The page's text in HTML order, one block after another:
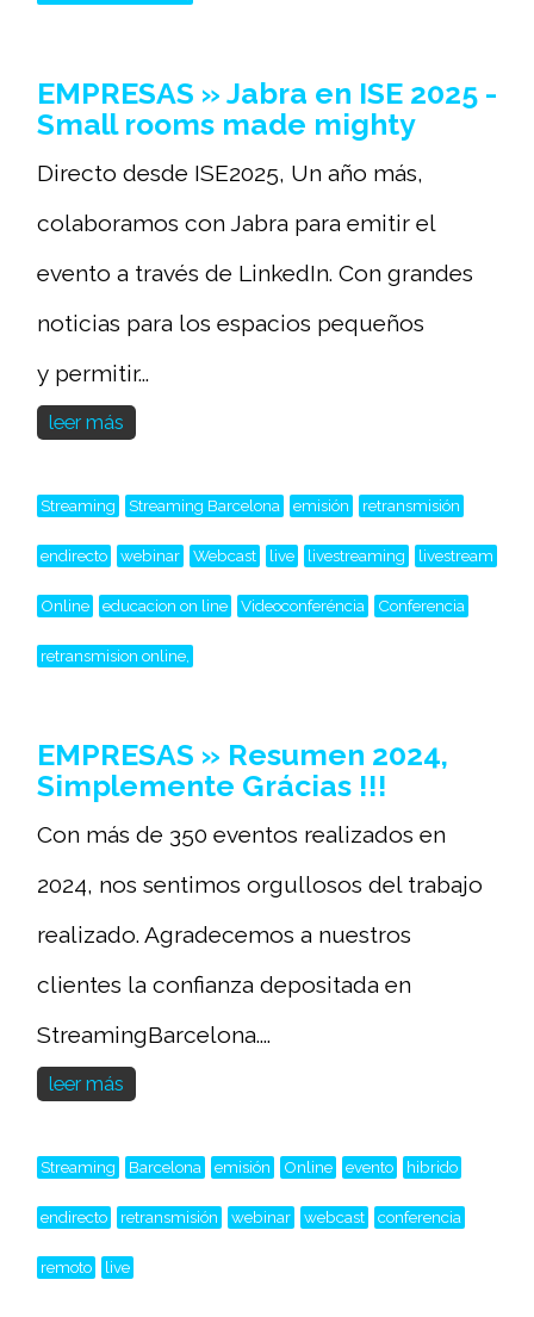
EMPRESAS » Jabra en ISE 2025 -
Small rooms made mighty
Directo desde ISE2025, Un año más,
colaboramos con Jabra para emitir el
evento a través de LinkedIn. Con grandes
noticias para los espacios pequeños
y permitir...
leer más
Streaming Streaming Barcelona emisión retransmisión
endirecto webinar Webcast live livestreaming livestream
Online educacion on line Videoconferéncia Conferencia
retransmision online,
EMPRESAS » Resumen 2024,
Simplemente Grácias !!!
Con más de 350 eventos realizados en
2024, nos sentimos orgullosos del trabajo
realizado. Agradecemos a nuestros
clientes la confianza depositada en
StreamingBarcelona....
leer más
Streaming Barcelona emisión Online evento hibrido
endirecto retransmisión webinar webcast conferencia
remoto live